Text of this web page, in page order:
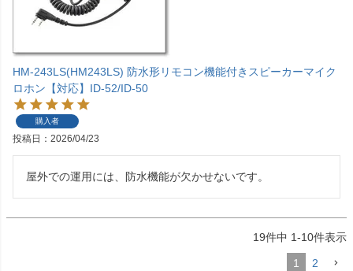
HM-243LS(HM243LS) 防水形リモコン機能付きスピーカーマイク
ロホン【対応】ID-52/ID-50
購入者
投稿日 2026/04/23
屋外での運用には、防水機能が欠かせないです。
19件中 1-10件表示
1 2